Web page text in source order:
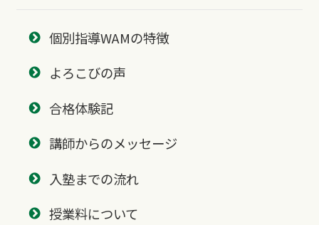
個別指導WAMの特徴
よろこびの声
合格体験記
講師からのメッセージ
入塾までの流れ
授業料について